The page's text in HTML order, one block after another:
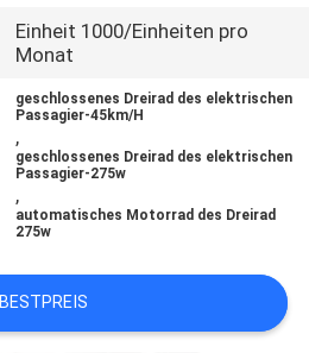
Einheit 1000/Einheiten pro
Monat
geschlossenes Dreirad des elektrischen
Passagier-45km/H
,
geschlossenes Dreirad des elektrischen
Passagier-275w
,
automatisches Motorrad des Dreirad
275w
BESTPREIS